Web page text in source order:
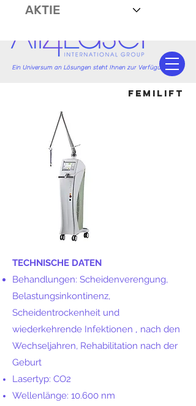
AKTIE
Ein Universum an Lösungen steht Ihnen zur Verfügung.
femilift
TECHNISCHE DATEN
Behandlungen: Scheidenverengung,
Belastungsinkontinenz,
Scheidentrockenheit und
wiederkehrende Infektionen , nach den
Wechseljahren, Rehabilitation nach der
Geburt
Lasertyp: CO2
Wellenlänge: 10.600 nm